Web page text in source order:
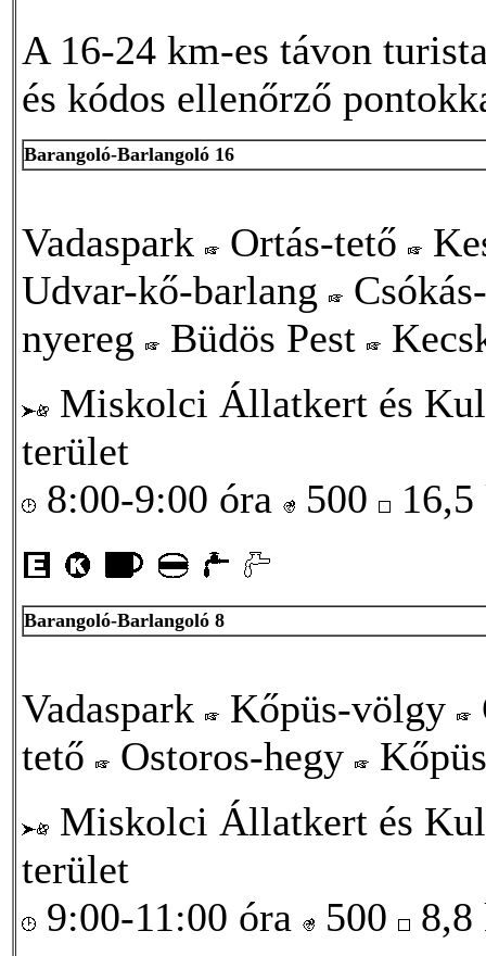
A 16-24 km-es távon
és kódos ellenőrző
Barangoló-Barlangoló 16
Vadaspark Ortás-tető
Udvar-kő-barlang
nyereg
Büdös Pest
Miskolci Állatkert és
terület
8:00-9:00 óra
500
Barangoló-Barlangoló 8
Vadaspark Kőpüs-völgy
tető
Ostoros-hegy
Miskolci Állatkert és
terület
9:00-11:00 óra
500